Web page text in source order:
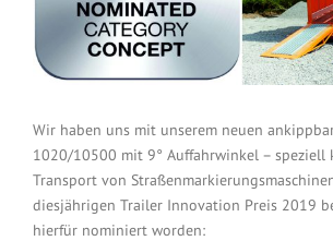
Wir haben uns mit unserem neuen
1020/10500 mit 9° Auffahrwinkel – speziell
Transport von
diesjährigen Trailer Innovation Preis 2019
hierfür nominiert worden: